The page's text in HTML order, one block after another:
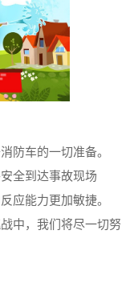
防车的一切准备。
全到达事故现场
应能力更加敏捷。
中，我们将尽一切努